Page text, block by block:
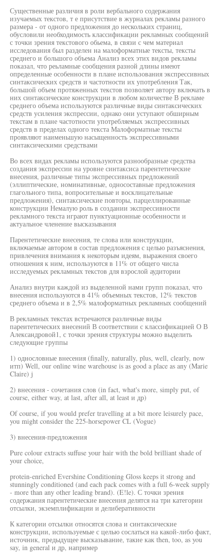
Существенные различия в роли вербального содержания
изучаемых текстов, т е присутствие в журналах рекламы разного
размера - от одного предложения до нескольких страниц,
обусловили необходимость классификации рекламных сообщений
с точки зрения текстового обьема, в связи с чем материал
исследования был разделен на малоформатные тексты, тексты
среднего и большого объема Анализ всех этих видов рекламы
показал, что реьламные сообщения разной длины имеют
определенные особенности в плане использования экспрессивных
синтаксических средств и частотности их употребления Так,
большой объем протяженных текстов позволяет автору включать в
них синтаксические конструкции в любом количестве В рекламе
среднего объема используются различные виды синтаксических
средств усиления экспрессии, однако они уступают обширным
текстам в плане частотности употребляемых экспрессивных
средств в пределах одного текста Малоформатные тексты
проявляют наименьшую насыщенность экспрессивными
синтаксическими средствами
Во всех видах рекламы используются разнообразные средства
создания экспрессии на уровне синтаксиса парентетические
внесения, различные типы экспрессивных предложений
(эллиптические, номинативные, односоставные предложения
глагольного типа, вопросительные и восклицательные
предложения), синтаксические повторы, парцеллированные
конструкции Немалую роль в создании экспрессивности
рекламного текста играют пунктуационные особенности и
актуальное членение высказывания
Парентетические внесения, те слова или конструкции,
включаемые автором в состав предложения с целью разъяснения,
привлечения внимания к некоторым идеям, выражения своего
отношения к ним, используются в 11% от общего числа
исследуемых рекламных текстов для взрослой аудитории
Анализ внутри каждой из выделенной нами групп показал, что
внесения используются в 41% объемных текстов, 12% текстов
среднего объема и в 2,5% малоформатных рекламных сообщений
В рекламных текстах встречаются различные виды
пареитетических внесений В соответствии с классификацией О В
Александровой1, с точки зрения структуры можно выделить
следующие группы
1) однословные внесения (finally, naturally, plus, well, clearly, now
итп) Well, our online wine warehouse is as good a place as any (Marie
Claire) j
2) внесения - сочетания слов (in fact, what's more, simply put, of
course, either way, at last, after all, at least и др)
Of course, if you would prefer travelling at a bit more leisurely pace,
you might consider the 225-horsepower CL (Vogue)
3) внесения-предложения
Pure colour extracts suffuse your hair with the bold brilliant shade of
your choice,
protein-enriched Evershine Conditioning Gloss keeps it strong and
stunningly conditioned (and each pack comes with a full 6-week supply
- more than any other leading brand). (E!le). С точки зрения
содержания парентетические внесения делятся на три категории
отсылки, экземплификации и делиберативности
К категории отсылки относятся слова и синтаксические
конструкции, используемые с целью сослаться на какой-либо факт,
источник, предыдущее высказывание, такие как then, too, as you
say, in general и др, например